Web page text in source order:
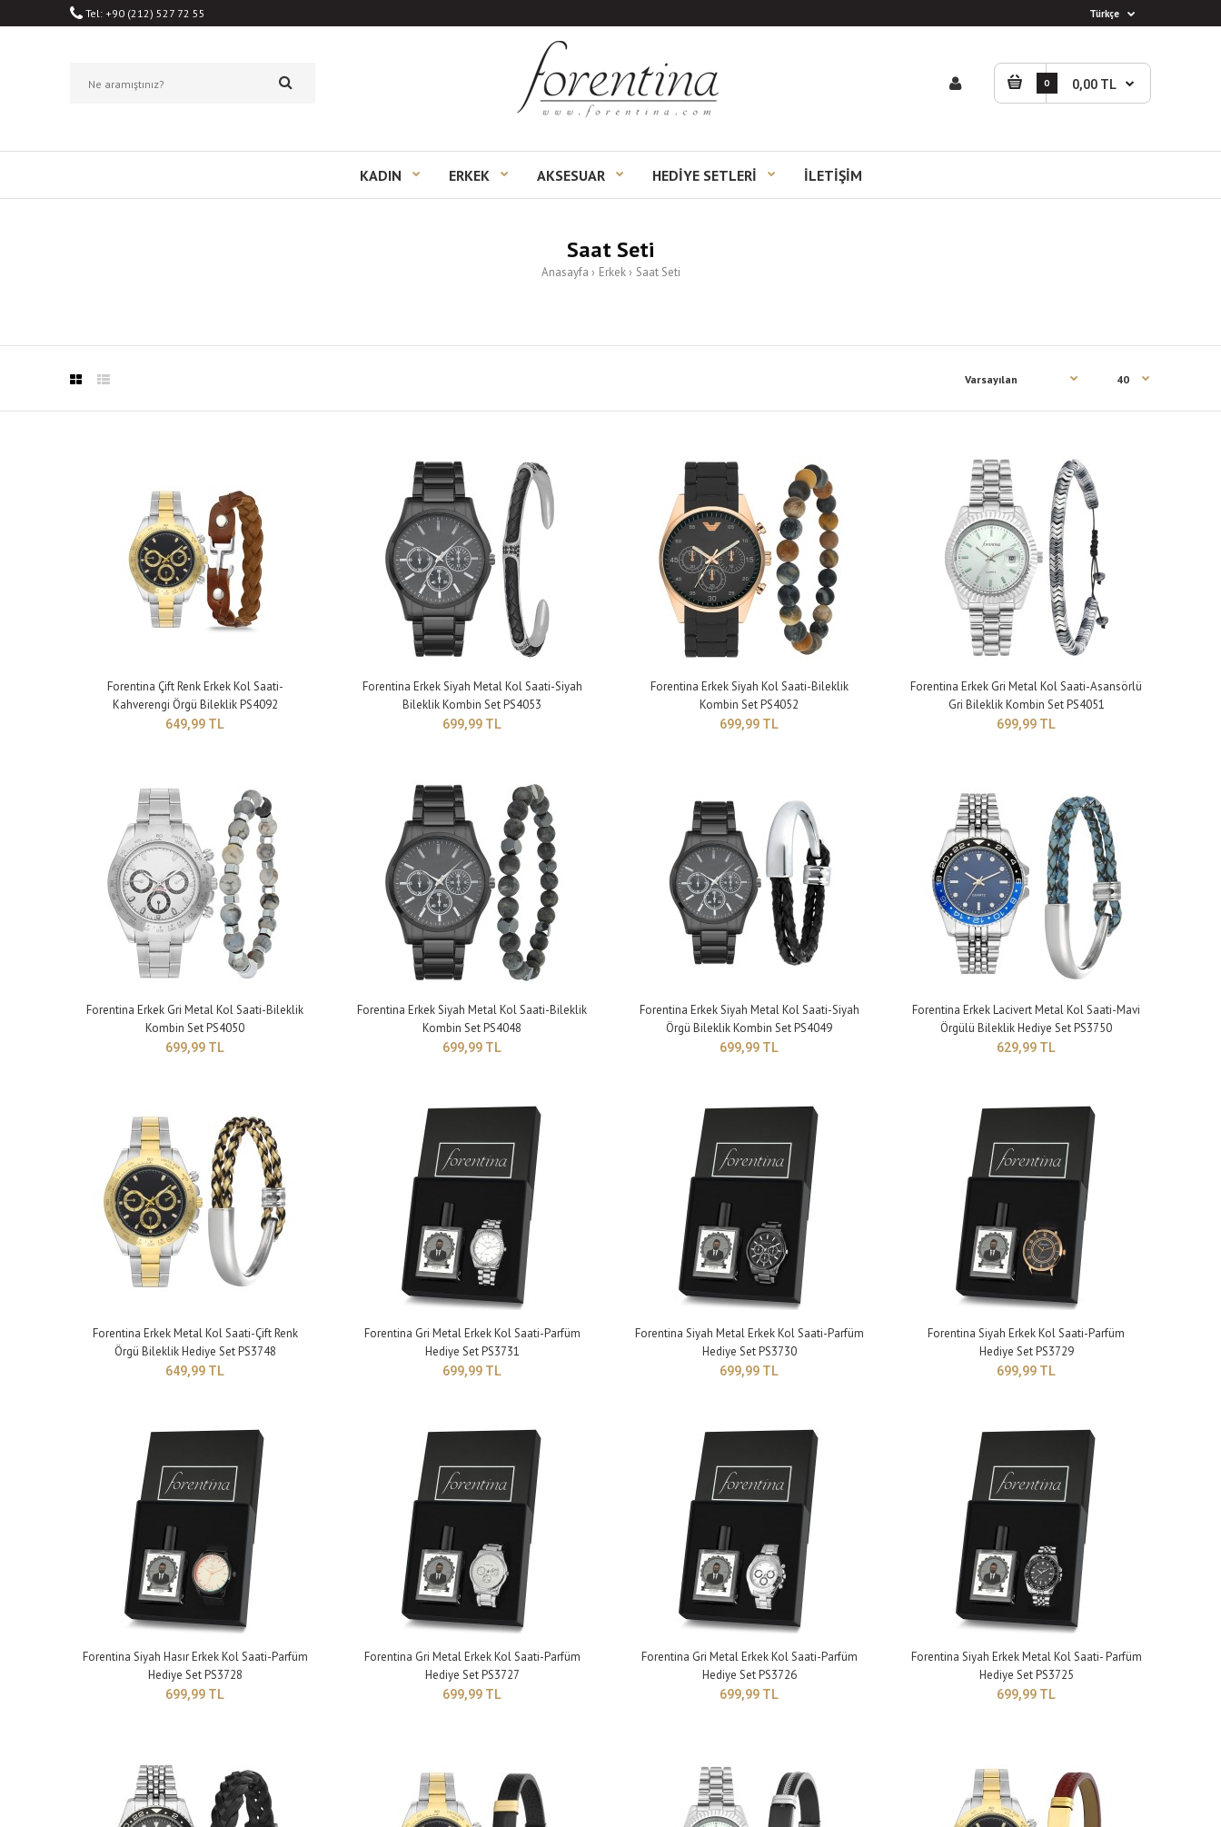
Tel: +90 (212) 527 72 55 Türkçe
0 0,00 TL
KADIN ERKEK AKSESUAR HEDİYE SETLERİ İLETİŞİM
Saat Seti
Anasayfa Erkek Saat Seti
Forentina Çift Renk Erkek Kol Saati-Kahverengi Örgü
Bileklik PS4092
649,99 TL
Çapı: 44 mm Kalınlık: 9 mm Kayış genişliği: 20 mm Kayış uzunluğu: 250 mm (büyü..
Kombin Set PS4053
699,99 TL
Forentina Erkek Siyah Kol Saati-Bileklik Kombin Set
Çapı: 44 mm Kalınlık: 9 mm Kayış genişliği: 20 mm Kayış uzunluğu: 250 mm (büyü..
Forentina Erkek Gri Metal Kol Saati-Asansörlü Gri
699,99 TL
Forentina Erkek Gri Metal Kol Saati-Bileklik Kombin
Set PS4050
699,99 TL
Çapı: 44 mm Kalınlık: 9 mm Kayış genişliği: 20 mm Kayış uzunluğu: 250 mm (büyü..
Forentina Çift Renk Erkek Kol Saati-
Kahverengi Örgü Bileklik PS4092
649,99 TL
Forentina Erkek Siyah Metal Kol Saati-Siyah
Bileklik Kombin Set PS4053
699,99 TL
Forentina Erkek Siyah Kol Saati-Bileklik
Kombin Set PS4052
699,99 TL
Forentina Erkek Gri Metal Kol Saati-Asansörlü
Gri Bileklik Kombin Set PS4051
699,99 TL
Forentina Erkek Gri Metal Kol Saati-Bileklik
Kombin Set PS4050
699,99 TL
Forentina Erkek Siyah Metal Kol Saati-Bileklik
Kombin Set PS4048
699,99 TL
Forentina Erkek Siyah Metal Kol Saati-Siyah
Örgü Bileklik Kombin Set PS4049
699,99 TL
Forentina Erkek Lacivert Metal Kol Saati-Mavi
Örgülü Bileklik Hediye Set PS3750
629,99 TL
Forentina Erkek Metal Kol Saati-Çift Renk
Örgü Bileklik Hediye Set PS3748
649,99 TL
Forentina Gri Metal Erkek Kol Saati-Parfüm
Hediye Set PS3731
699,99 TL
Forentina Siyah Metal Erkek Kol Saati-Parfüm
Hediye Set PS3730
699,99 TL
Forentina Siyah Erkek Kol Saati-Parfüm
Hediye Set PS3729
699,99 TL
Forentina Siyah Hasır Erkek Kol Saati-Parfüm
Hediye Set PS3728
699,99 TL
Forentina Gri Metal Erkek Kol Saati-Parfüm
Hediye Set PS3727
699,99 TL
Forentina Gri Metal Erkek Kol Saati-Parfüm
Hediye Set PS3726
699,99 TL
Forentina Siyah Erkek Metal Kol Saati- Parfüm
Hediye Set PS3725
699,99 TL